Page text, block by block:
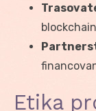
Etika